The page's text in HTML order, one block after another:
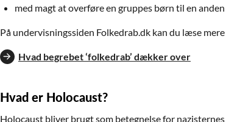
med magt at overføre en gruppes børn til en
På undervisningssiden Folkedrab.dk kan du læse
Hvad begrebet ‘folkedrab’ dækker over
Hvad er Holocaust?
Holocaust bliver brugt som betegnelse for